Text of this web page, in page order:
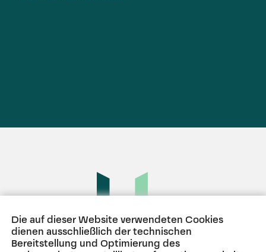
Die auf dieser Website verwendeten Cookies
dienen ausschließlich der technischen
Bereitstellung und Optimierung des